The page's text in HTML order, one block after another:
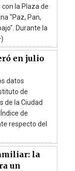
la Plaza de
"Paz, Pan,
Durante la
en julio
datos
de
de la Ciudad
de
respecto del
la
un